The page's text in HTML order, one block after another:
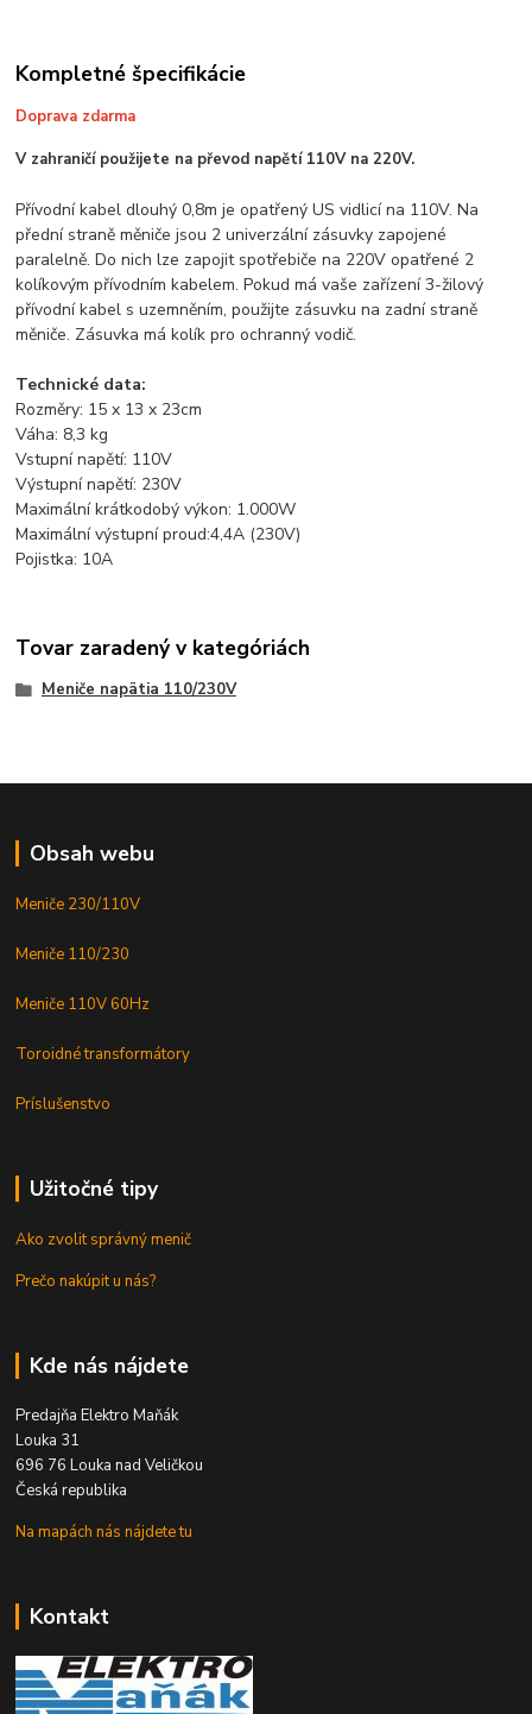
Kompletné špecifikácie
Doprava zdarma
V zahraničí použijete na převod napětí 110V na 220V.
Přívodní kabel dlouhý 0,8m je opatřený US vidlicí na 110V. Na
přední straně měniče jsou 2 univerzální zásuvky zapojené
paralelně. Do nich lze zapojit spotřebiče na 220V opatřené 2
kolíkovým přívodním kabelem. Pokud má vaše zařízení 3-žilový
přívodní kabel s uzemněním, použijte zásuvku na zadní straně
měniče. Zásuvka má kolík pro ochranný vodič.
Technické data:
Rozměry: 15 x 13 x 23cm
Váha: 8,3 kg
Vstupní napětí: 110V
Výstupní napětí: 230V
Maximální krátkodobý výkon: 1.000W
Maximální výstupní proud:4,4A (230V)
Pojistka: 10A
Tovar zaradený v kategóriách
Meniče napätia 110/230V
Obsah webu
Meniče 230/110V
Meniče 110/230
Meniče 110V 60Hz
Toroidné transformátory
Príslušenstvo
Užitočné tipy
Ako zvolit správný menič
Prečo nakúpit u nás?
Kde nás nájdete
Predajňa Elektro Maňák
Louka 31
696 76 Louka nad Veličkou
Česká republika
Na mapách nás nájdete tu
Kontakt